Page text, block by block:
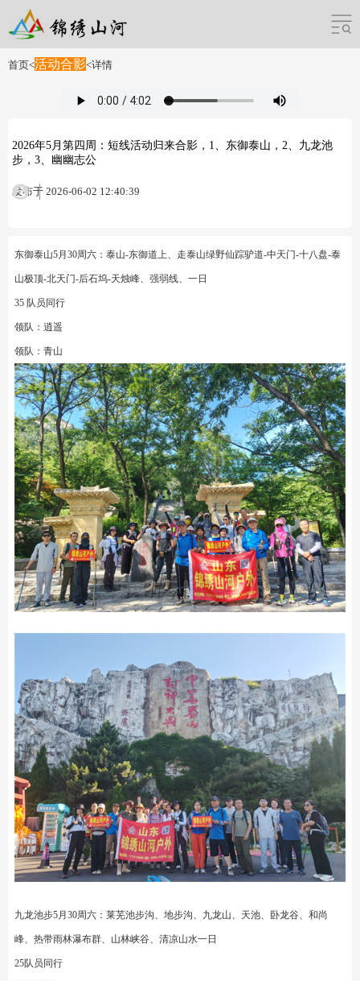
首页<活动合影<详情
2026年5月第四周：短线活动归来合影，1、东御泰山，2、九龙池
步，3、幽幽志公
发布于 2026-06-02 12:40:39
东御泰山5月30周六：泰山-东御道上、走泰山绿野仙踪驴道-中天门-十八盘-泰
山极顶-北天门-后石坞-天烛峰、强弱线、一日
35 队员同行
领队：逍遥
领队：青山
九龙池步5月30周六：莱芜池步沟、地步沟、九龙山、天池、卧龙谷、和尚
峰、热带雨林瀑布群、山林峡谷、清凉山水一日
25队员同行